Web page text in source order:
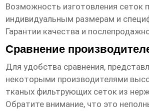
Возможность изготовления сеток
индивидуальным размерам и
Гарантии качества и
Сравнение
Для удобства сравнения,
некоторыми производителями
тканых фильтрующих сеток из
Обратите внимание, что это